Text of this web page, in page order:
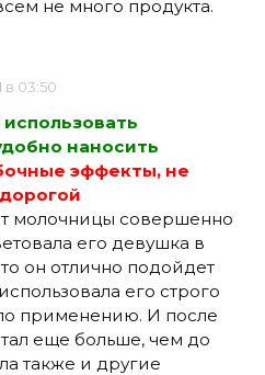
не много продукта.
в 03:50
наносить
эффекты, не
молочницы совершенно
его девушка в
он отлично подойдет
его строго
применению. И после
еще больше, чем до
также и другие